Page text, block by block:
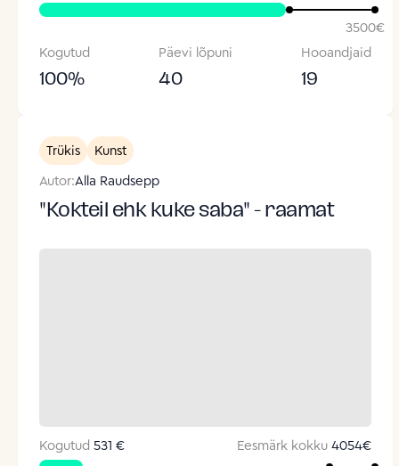
3500€
Kogutud
100%
Päevi lõpuni
40
Hooandjaid
19
Trükis
Kunst
Autor:Alla Raudsepp
"Kokteil ehk kuke saba" - raamat
Kogutud 531 € Eesmärk kokku 4054€